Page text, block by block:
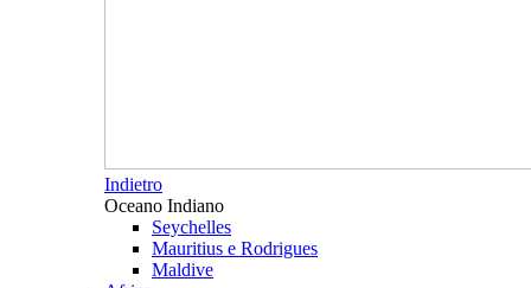
Indietro
Oceano Indiano
Seychelles
Mauritius e Rodrigues
Maldive